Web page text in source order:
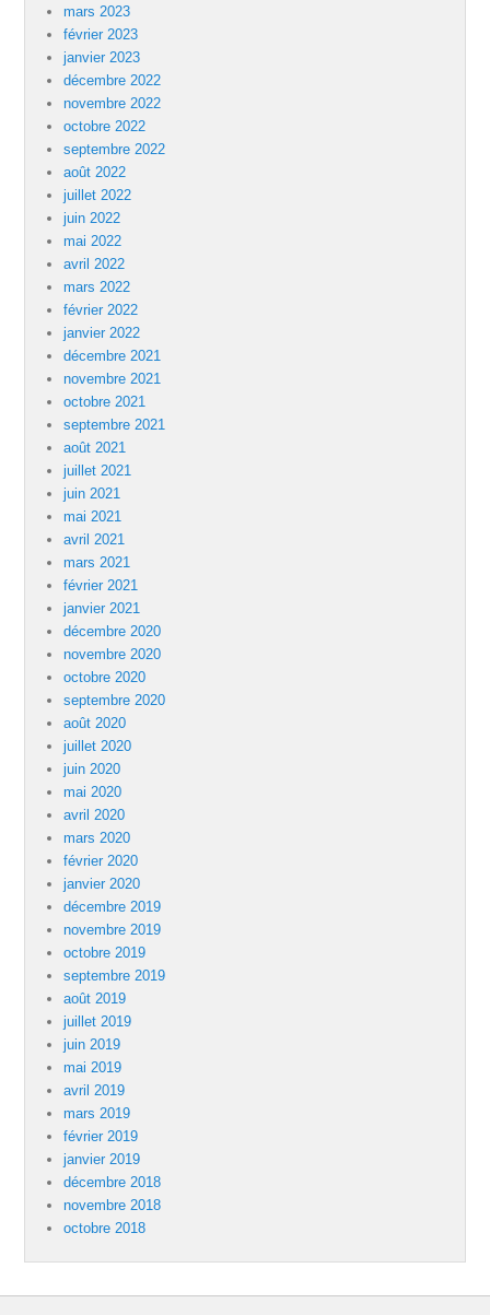
mars 2023
février 2023
janvier 2023
décembre 2022
novembre 2022
octobre 2022
septembre 2022
août 2022
juillet 2022
juin 2022
mai 2022
avril 2022
mars 2022
février 2022
janvier 2022
décembre 2021
novembre 2021
octobre 2021
septembre 2021
août 2021
juillet 2021
juin 2021
mai 2021
avril 2021
mars 2021
février 2021
janvier 2021
décembre 2020
novembre 2020
octobre 2020
septembre 2020
août 2020
juillet 2020
juin 2020
mai 2020
avril 2020
mars 2020
février 2020
janvier 2020
décembre 2019
novembre 2019
octobre 2019
septembre 2019
août 2019
juillet 2019
juin 2019
mai 2019
avril 2019
mars 2019
février 2019
janvier 2019
décembre 2018
novembre 2018
octobre 2018